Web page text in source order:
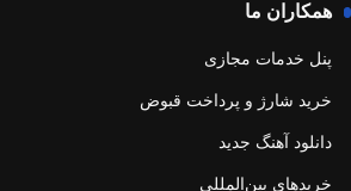
همکاران ما
پنل خدمات مجازی
خرید شارژ و پرداخت قبوض
دانلود آهنگ جدید
خریدهای بین‌المللی